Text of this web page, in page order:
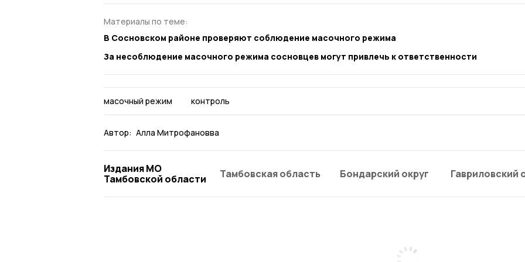
Материалы по теме:
В Сосновском районе проверяют соблюдение масочного режима
За несоблюдение масочного режима сосновцев могут привлечь к ответственности
масочный режим контроль
Автор: Алла Митрофановва
Издания МО
Тамбовской области
Тамбовская область Бондарский округ Гавриловский